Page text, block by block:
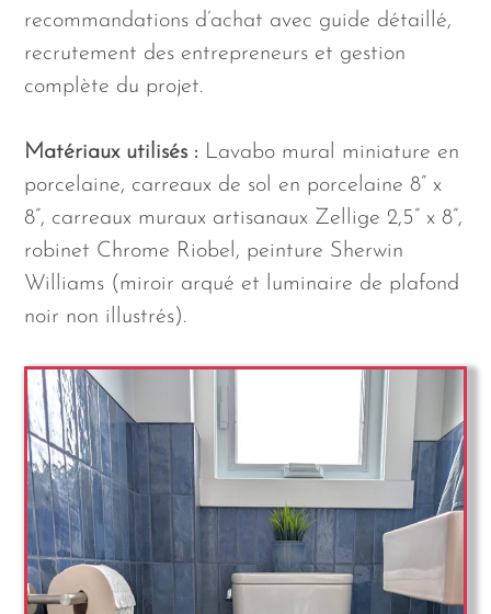
recommandations d’achat avec guide détaillé,
recrutement des entrepreneurs et gestion
complète du projet.
Matériaux utilisés : Lavabo mural miniature en
porcelaine, carreaux de sol en porcelaine 8” x
8”, carreaux muraux artisanaux Zellige 2,5” x 8”,
robinet Chrome Riobel, peinture Sherwin
Williams (miroir arqué et luminaire de plafond
noir non illustrés).